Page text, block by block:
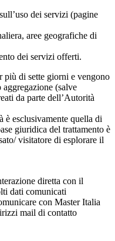
dei servizi (pagine
aree geografiche di
dei servizi offerti.
più di sette giorni e vengono
(salve
da parte dell’Autorità
è esclusivamente quella di
giuridica del trattamento è
visitatore di esplorare il
diretta con il
dati comunicati
con Master Italia
mail di contatto